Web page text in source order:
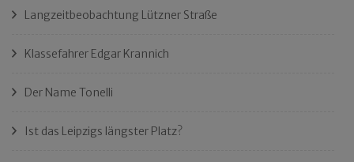
Langzeitbeobachtung Lützner Straße
Klassefahrer Edgar Krannich
Der Name Tonelli
Ist das Leipzigs längster Platz?